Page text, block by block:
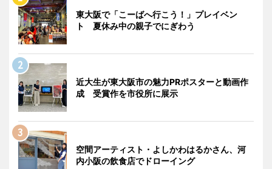
東大阪で「こーばへ行こう！」プレイベン
ト 夏休み中の親子でにぎわう
近大生が東大阪市の魅力PRポスターと動画作
成 受賞作を市役所に展示
空間アーティスト・よしかわはるかさん、河
内小阪の飲食店でドローイング